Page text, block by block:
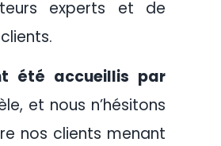
experts et de
été accueillis par
et nous n’hésitons
nos clients menant